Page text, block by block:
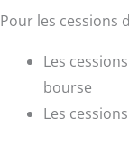
Pour les cessions
Les
bourse
Les